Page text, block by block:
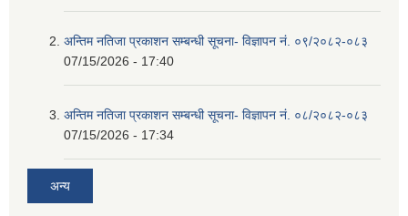
अन्तिम नतिजा प्रकाशन सम्बन्धी सूचना- विज्ञापन नं. ०९/२०८२-०८३
07/15/2026 - 17:40
अन्तिम नतिजा प्रकाशन सम्बन्धी सूचना- विज्ञापन नं. ०८/२०८२-०८३
07/15/2026 - 17:34
अन्य